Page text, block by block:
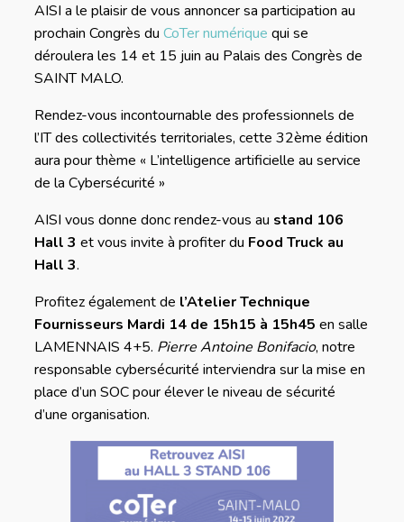
AISI a le plaisir de vous annoncer sa participation au
prochain Congrès duCoTer numérique qui se
déroulera les 14 et 15 juin au Palais des Congrès de
SAINT MALO.
Rendez-vous incontournable des professionnels de
l’IT des collectivités territoriales, cette 32ème édition
aura pour thème « L’intelligence artificielle au service
de la Cybersécurité »
AISI vous donne donc rendez-vous au stand 106
Hall 3 et vous invite à profiter du Food Truck au
Hall 3.
Profitez également de l’Atelier Technique
Fournisseurs Mardi 14 de 15h15 à 15h45 en salle
LAMENNAIS 4+5. Pierre Antoine Bonifacio, notre
responsable cybersécurité interviendra sur la mise en
place d’un SOC pour élever le niveau de sécurité
d’une organisation.